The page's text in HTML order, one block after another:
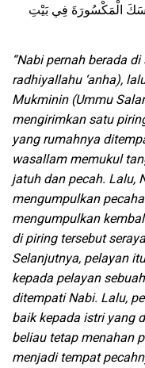
الْمَكْسُورَةَ فِي بَيْتِ
“Nabi pernah berada
radhiyallahu ‘anha),
Mukminin (Ummu
mengirimkan satu
yang rumahnya
wasallam memukul
jatuh dan pecah. Lalu,
mengumpulkan
mengumpulkan
di piring tersebut
Selanjutnya, pelayan
kepada pelayan
ditempati Nabi. Lalu,
baik kepada istri yang
beliau tetap menahan
menjadi tempat